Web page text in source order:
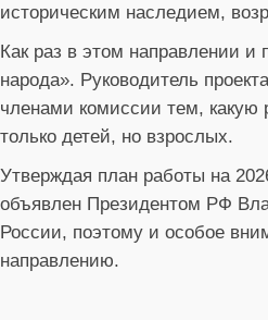
историческим наследием,
Как раз в этом направлении и
народа». Руководитель
членами комиссии тем, какую
только детей, но взрослых.
Утверждая план работы на
объявлен Президентом РФ
России, поэтому и особое
направлению.